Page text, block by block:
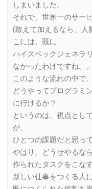
しまいました。
それで、世界一のサー
(敢えて加えるなら、人
こには、既に
ハイスペックジェネラ
なかったわけですね。
このような流れの中で、
どうやってプログラミ
に行けるか？
というのは、視点とし
が、
ひとつの課題だと思っ
やはり、どうせやるなら
作られたタスクをこな
新しい仕事をつくる人に